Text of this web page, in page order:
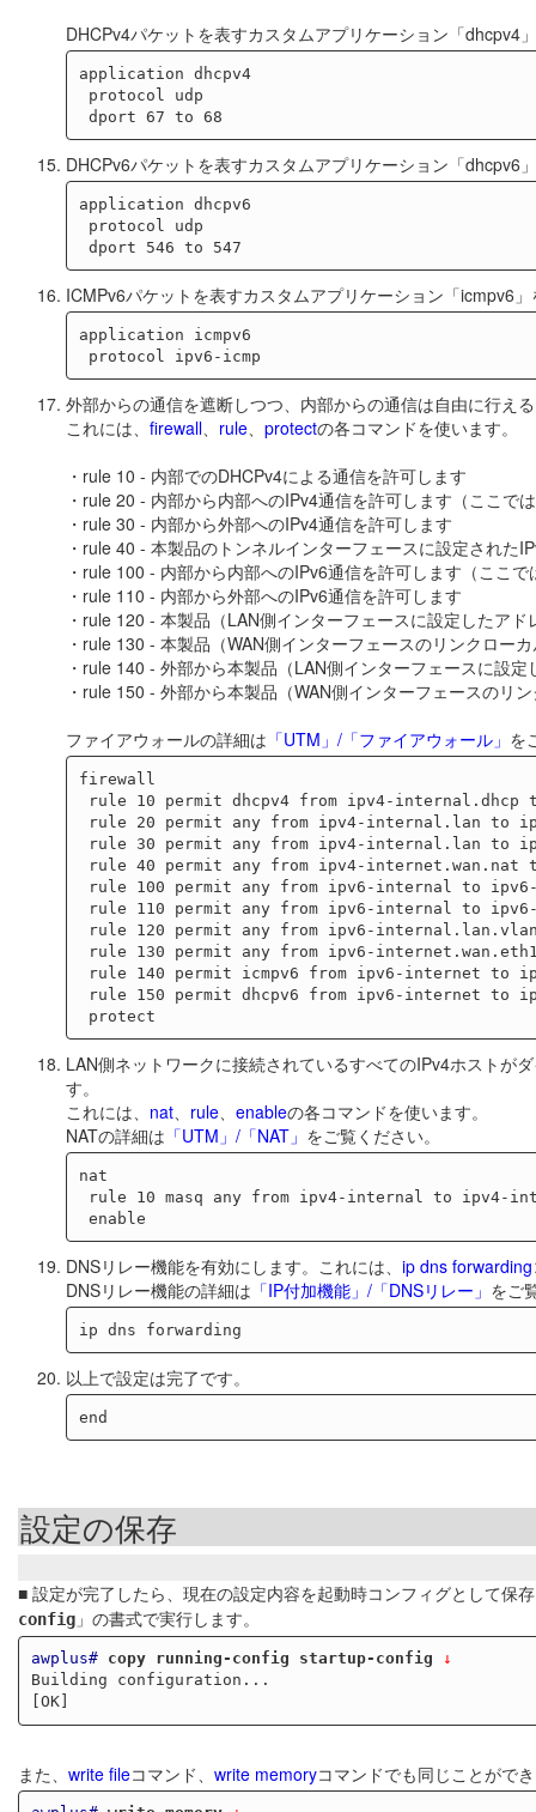
DHCPv4パケットを表すカスタムアプリケーション「dhcpv4
application dhcpv4
DHCPv6パケットを表すカスタムアプリケーション「dhcpv6
application dhcpv6
ICMPv6パケットを表すカスタムアプリケーション「icmpv6
application icmpv6
外部からの通信を遮断しつつ、内部からの通信は自由に行え
これには、 firewall、 rule、 protectの各コマンドを使います。
・rule 10 - 内部でのDHCPv4による通信を許可します
・rule 20 - 内部から内部へのIPv4通信を許可します（ここで
・rule 30 - 内部から外部へのIPv4通信を許可します
・rule 40 - 本製品のトンネルインターフェースに設定された
・rule 100 - 内部から内部へのIPv6通信を許可します（ここ
・rule 110 - 内部から外部へのIPv6通信を許可します
・rule 120 - 本製品（LAN側インターフェースに設定したア
・rule 130 - 本製品（WAN側インターフェースのリンクロー
・rule 140 - 外部から本製品（LAN側インターフェースに設
・rule 150 - 外部から本製品（WAN側インターフェースのリ
ファイアウォールの詳細は 「UTM」/「ファイアウォール」 を
firewall
LAN側ネットワークに接続されているすべてのIPv4ホストが
す。
これには、 nat、 rule、 enableの各コマンドを使います。
NATの詳細は 「UTM」/「NAT」 をご覧ください。
nat
DNSリレー機能を有効にします。これには、 ip dns forwarding
DNSリレー機能の詳細は 「IP付加機能」/「DNSリレー」 をご
以上で設定は完了です。
設定の保存
■ 設定が完了したら、現在の設定内容を起動時コンフィグとして保
config 」の書式で実行します。
awplus# copy running-config startup-config ↓
Building configuration...
また、 write fileコマンド、 write memoryコマンドでも同じことがで